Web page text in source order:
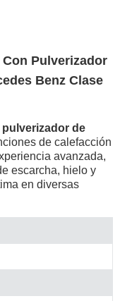
Pulverizador
Benz Clase
de
de calefacción
avanzada,
escarcha, hielo y
en diversas